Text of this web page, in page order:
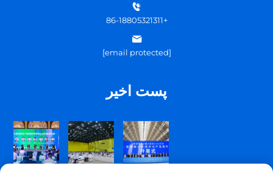
+86-18805321311
[email protected]
پست اخیر